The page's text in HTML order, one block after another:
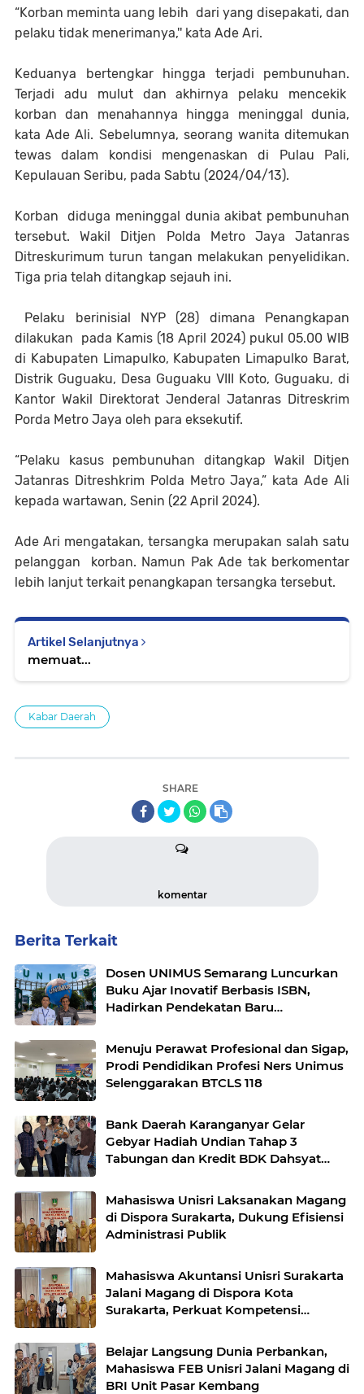
“Korban meminta uang lebih dari yang disepakati, dan
pelaku tidak menerimanya,'' kata Ade Ari.
Keduanya bertengkar hingga terjadi pembunuhan.
Terjadi adu mulut dan akhirnya pelaku mencekik
korban dan menahannya hingga meninggal dunia,
kata Ade Ali. Sebelumnya, seorang wanita ditemukan
tewas dalam kondisi mengenaskan di Pulau Pali,
Kepulauan Seribu, pada Sabtu (2024/04/13).
Korban diduga meninggal dunia akibat pembunuhan
tersebut. Wakil Ditjen Polda Metro Jaya Jatanras
Ditreskurimum turun tangan melakukan penyelidikan.
Tiga pria telah ditangkap sejauh ini.
Pelaku berinisial NYP (28) dimana Penangkapan
dilakukan pada Kamis (18 April 2024) pukul 05.00 WIB
di Kabupaten Limapulko, Kabupaten Limapulko Barat,
Distrik Guguaku, Desa Guguaku VIII Koto, Guguaku, di
Kantor Wakil Direktorat Jenderal Jatanras Ditreskrim
Porda Metro Jaya oleh para eksekutif.
“Pelaku kasus pembunuhan ditangkap Wakil Ditjen
Jatanras Ditreshkrim Polda Metro Jaya,” kata Ade Ali
kepada wartawan, Senin (22 April 2024).
Ade Ari mengatakan, tersangka merupakan salah satu
pelanggan korban. Namun Pak Ade tak berkomentar
lebih lanjut terkait penangkapan tersangka tersebut.
Artikel Selanjutnya
memuat...
Kabar Daerah
SHARE
komentar
Berita Terkait
Dosen UNIMUS Semarang Luncurkan
Buku Ajar Inovatif Berbasis ISBN,
Hadirkan Pendekatan Baru
Edukasi dan Manajemen Stres
Menuju Perawat Profesional dan Sigap,
Prodi Pendidikan Profesi Ners Unimus
Selenggarakan BTCLS 118
Bank Daerah Karanganyar Gelar
Gebyar Hadiah Undian Tahap 3
Tabungan dan Kredit BDK Dahsyat
Mahasiswa Unisri Laksanakan Magang
di Dispora Surakarta, Dukung Efisiensi
Administrasi Publik
Mahasiswa Akuntansi Unisri Surakarta
Jalani Magang di Dispora Kota
Surakarta, Perkuat Kompetensi
Belajar Langsung Dunia Perbankan,
Mahasiswa FEB Unisri Jalani Magang di
BRI Unit Pasar Kembang